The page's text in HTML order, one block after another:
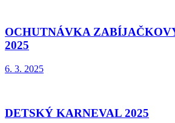
OCHUTNÁVKA
2025
6. 3. 2025
DETSKÝ KARNEVAL 2025